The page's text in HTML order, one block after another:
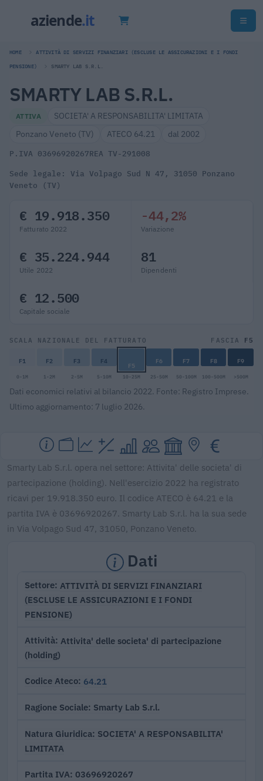
HOME ATTIVITÀ DI SERVIZI FINANZIARI (ESCLUSE LE ASSICURAZIONI E I FONDI
PENSIONE) SMARTY LAB S.R.L.
SMARTY LAB S.R.L.
ATTIVA
SOCIETA' A RESPONSABILITA' LIMITATA
Ponzano Veneto (TV)
ATECO 64.21 dal 2002
P.IVA 03696920267REA TV-291008
Sede legale: Via Volpago Sud N 47, 31050 Ponzano
Veneto (TV)
€ 19.918.350
Fatturato 2022
-44,2%
Variazione
€ 35.224.944
Utile 2022
81
Dipendenti
€ 12.500
Capitale sociale
SCALA NAZIONALE DEL FATTURATO FASCIA F5
F1 F2 F3 F4 F5 F6 F7 F8 F9
0-1M 1-2M 2-5M 5-10M 10-25M 25-50M 50-100M 100-500M >500M
Dati economici relativi al bilancio 2022. Fonte: Registro Imprese.
Ultimo aggiornamento: 7 luglio 2026.
Smarty Lab S.r.l. opera nel settore: Attivita' delle societa' di
partecipazione (holding). Nell'esercizio 2022 ha registrato
ricavi per 19.918.350 euro. Il codice ATECO è 64.21 e la
partita IVA è 03696920267. Smarty Lab S.r.l. ha la sua sede
in Via Volpago Sud 47, 31050, Ponzano Veneto.
Dati
Settore ATTIVITÀ DI SERVIZI FINANZIARI
(ESCLUSE LE ASSICURAZIONI E I FONDI
PENSIONE)
Attività Attivita' delle societa' di partecipazione
(holding)
Codice Ateco 64.21
Ragione Sociale Smarty Lab S.r.l.
Natura Giuridica SOCIETA' A RESPONSABILITA'
LIMITATA
Partita IVA 03696920267